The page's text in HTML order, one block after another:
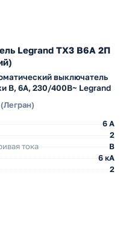
Legrand TX3 B6A 2П
выключатель
B, 6А, 230/400В~ Legrand
6 A
2
тока
B
6 кА
2